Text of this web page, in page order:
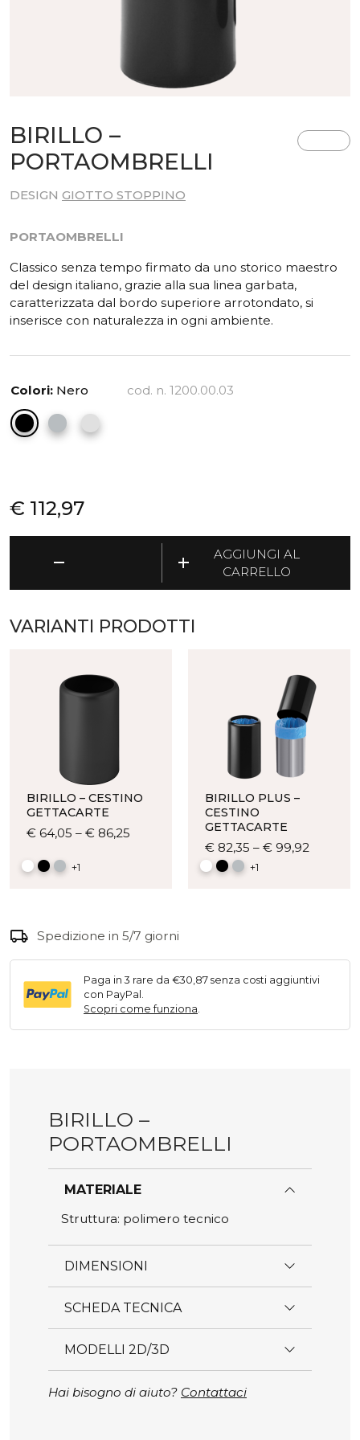
BIRILLO –
PORTAOMBRELLI
DESIGN GIOTTO STOPPINO
PORTAOMBRELLI
Classico senza tempo firmato da uno storico maestro
del design italiano, grazie alla sua linea garbata,
caratterizzata dal bordo superiore arrotondato, si
inserisce con naturalezza in ogni ambiente.
Colori: Nero cod. n. 1200.00.03
€ 112,97
remove
Portaombrelli
add
AGGIUNGI AL
CARRELLO
BIRILLO –
PORTAOMBRELLI
MATERIALE
Struttura: polimero tecnico
DIMENSIONI
SCHEDA TECNICA
MODELLI 2D/3D
Hai bisogno di aiuto? Contattaci
VARIANTI PRODOTTI
BIRILLO – CESTINO
GETTACARTE
€ 64,05 –€ 86,25
+1
opzioni
essere
scelte
nella
pagina
BIRILLO PLUS –
CESTINO
GETTACARTE
€ 82,35 –€ 99,92
+1
essere
local_shipping Spedizione in 5/7 giorni
Paga in 3 rare da €30,87 senza costi aggiuntivi
con PayPal.
Scopri come funziona